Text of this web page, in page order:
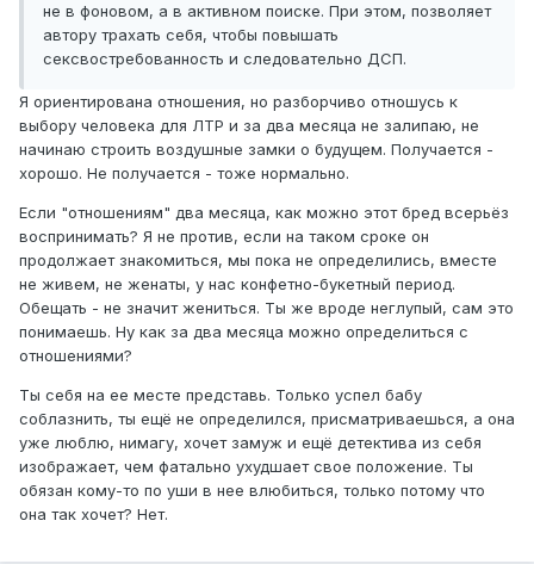
не в фоновом, а в активном поиске. При этом, позволяет
автору трахать себя, чтобы повышать
сексвостребованность и следовательно ДСП.
Я ориентирована отношения, но разборчиво отношусь к
выбору человека для ЛТР и за два месяца не залипаю, не
начинаю строить воздушные замки о будущем. Получается -
хорошо. Не получается - тоже нормально.
Если "отношениям" два месяца, как можно этот бред всерьёз
воспринимать? Я не против, если на таком сроке он
продолжает знакомиться, мы пока не определились, вместе
не живем, не женаты, у нас конфетно-букетный период.
Обещать - не значит жениться. Ты же вроде неглупый, сам это
понимаешь. Ну как за два месяца можно определиться с
отношениями?
Ты себя на ее месте представь. Только успел бабу
соблазнить, ты ещё не определился, присматриваешься, а она
уже люблю, нимагу, хочет замуж и ещё детектива из себя
изображает, чем фатально ухудшает свое положение. Ты
обязан кому-то по уши в нее влюбиться, только потому что
она так хочет? Нет.